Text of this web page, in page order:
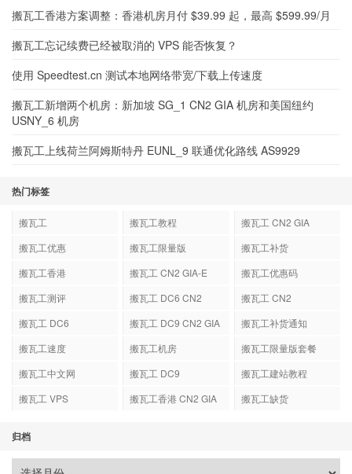
搬瓦工香港方案调整：香港机房月付 $39.99 起，最高 $599.99/月
搬瓦工忘记续费已经被取消的 VPS 能否恢复？
使用 Speedtest.cn 测试本地网络带宽/下载上传速度
搬瓦工新增两个机房：新加坡 SG_1 CN2 GIA 机房和美国纽约
USNY_6 机房
搬瓦工上线荷兰阿姆斯特丹 EUNL_9 联通优化路线 AS9929
热门标签
搬瓦工 搬瓦工教程
搬瓦工 CN2 GIA
搬瓦工优惠
搬瓦工限量版
搬瓦工补货
搬瓦工香港
搬瓦工 CN2 GIA-E
搬瓦工优惠码
搬瓦工测评
搬瓦工 DC6 CN2
搬瓦工 CN2
搬瓦工 DC6
搬瓦工 DC9 CN2 GIA
搬瓦工补货通知
搬瓦工速度
搬瓦工机房
搬瓦工限量版套餐
搬瓦工中文网
搬瓦工 DC9
搬瓦工建站教程
搬瓦工 VPS
搬瓦工香港 CN2 GIA 搬瓦工缺货
归档